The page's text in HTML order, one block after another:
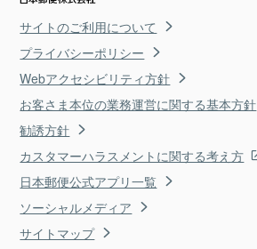
サイトのご利用について
プライバシーポリシー
Webアクセシビリティ方針
お客さま本位の業務運営に関する基本方針
勧誘方針
カスタマーハラスメントに関する考え方
日本郵便公式アプリ一覧
ソーシャルメディア
サイトマップ